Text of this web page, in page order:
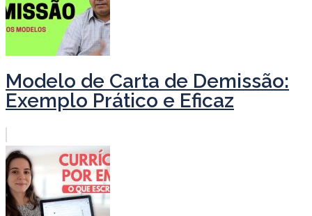
Modelo de Carta de Demissão:
Exemplo Prático e Eficaz